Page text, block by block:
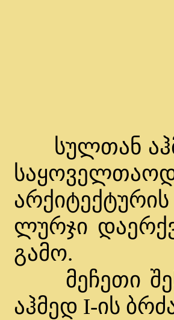
სულთან
ლურჯი
გამო.
მეჩეთი
აჰმედ I-ის